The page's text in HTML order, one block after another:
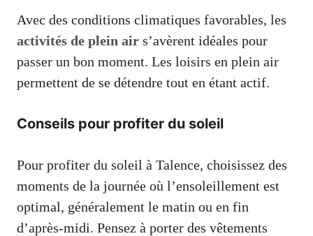
Avec des conditions climatiques favorables, les
activités de plein air s’avèrent idéales pour
passer un bon moment. Les loisirs en plein air
permettent de se détendre tout en étant actif.
Conseils pour profiter du soleil
Pour profiter du soleil à Talence, choisissez des
moments de la journée où l’ensoleillement est
optimal, généralement le matin ou en fin
d’après-midi. Pensez à porter des vêtements